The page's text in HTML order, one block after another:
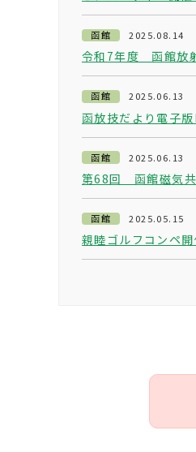
函館 2025.08.14
令和7年度 函館放
函館 2025.06.13
函放技だより電子
函館 2025.06.13
第68回 函館磁気共
函館 2025.05.15
親睦ゴルフコンペ開